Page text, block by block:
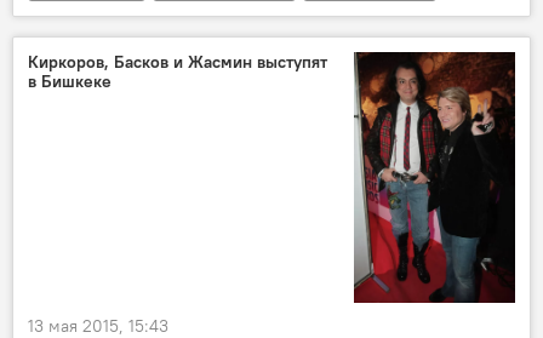
Общество
Алмаз Айбалаев
инвестиции
транш
Российско-кыргызский фонд развития
Киркоров, Басков и Жасмин выступят
в Бишкеке
13 мая 2015, 15:43